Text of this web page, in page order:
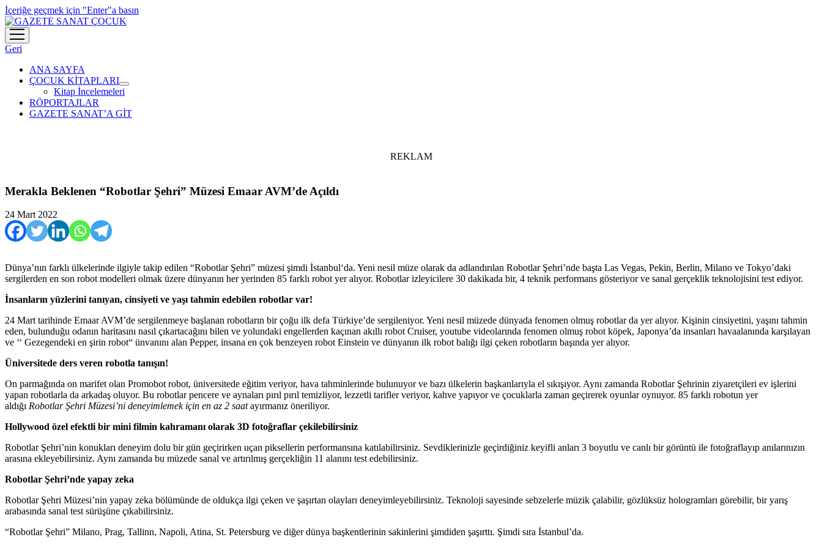
İçeriğe geçmek için "Enter"a basın
menüyü
aç
Geri
ANA SAYFA
ÇOCUK KİTAPLARI
menüyü
aç
Kitap İncelemeleri
RÖPORTAJLAR
GAZETE SANAT’A GİT
REKLAM
Merakla Beklenen “Robotlar Şehri” Müzesi Emaar AVM’de Açıldı
24 Mart 2022
Dünya’nın farklı ülkelerinde ilgiyle takip edilen “Robotlar Şehri” müzesi şimdi İstanbul‘da. Yeni nesil müze olarak da adlandırılan Robotlar Şehri’nde başta Las Vegas, Pekin, Berlin, Milano ve Tokyo’daki
sergilerden en son robot modelleri olmak üzere dünyanın her yerinden 85 farklı robot yer alıyor. Robotlar izleyicilere 30 dakikada bir, 4 teknik performans gösteriyor ve sanal gerçeklik teknolojisini test ediyor.
İnsanların yüzlerini tanıyan, cinsiyeti ve yaşı tahmin edebilen robotlar var!
24 Mart tarihinde Emaar AVM’de sergilenmeye başlanan robotların bir çoğu ilk defa Türkiye’de sergileniyor. Yeni nesil müzede dünyada fenomen olmuş robotlar da yer alıyor. Kişinin cinsiyetini, yaşını tahmin
eden, bulunduğu odanın haritasını nasıl çıkartacağını bilen ve yolundaki engellerden kaçınan akıllı robot Cruiser, youtube videolarında fenomen olmuş robot köpek, Japonya’da insanları havaalanında karşılayan
ve ‘‘ Gezegendeki en şirin robot“ ünvanını alan Pepper, insana en çok benzeyen robot Einstein ve dünyanın ilk robot balığı ilgi çeken robotların başında yer alıyor.
Üniversitede ders veren robotla tanışın!
On parmağında on marifet olan Promobot robot, üniversitede eğitim veriyor, hava tahminlerinde bulunuyor ve bazı ülkelerin başkanlarıyla el sıkışıyor. Aynı zamanda Robotlar Şehrinin ziyaretçileri ev işlerini
yapan robotlarla da arkadaş oluyor. Bu robotlar pencere ve aynaları pırıl pırıl temizliyor, lezzetli tarifler veriyor, kahve yapıyor ve çocuklarla zaman geçirerek oyunlar oynuyor. 85 farklı robotun yer
aldığı Robotlar Şehri Müzesi’ni deneyimlemek için en az 2 saatayırmanız öneriliyor.
Hollywood özel efektli bir mini filmin kahramanı olarak 3D fotoğraflar çekilebilirsiniz
Robotlar Şehri’nin konukları deneyim dolu bir gün geçirirken uçan piksellerin performansına katılabilirsiniz. Sevdiklerinizle geçirdiğiniz keyifli anları 3 boyutlu ve canlı bir görüntü ile fotoğraflayıp anılarınızın
arasına ekleyebilirsiniz. Aynı zamanda bu müzede sanal ve artırılmış gerçekliğin 11 alanını test edebilirsiniz.
Robotlar Şehri’nde yapay zeka
Robotlar Şehri Müzesi’nin yapay zeka bölümünde de oldukça ilgi çeken ve şaşırtan olayları deneyimleyebilirsiniz. Teknoloji sayesinde sebzelerle müzik çalabilir, gözlüksüz hologramları görebilir, bir yarış
arabasında sanal test sürüşüne çıkabilirsiniz.
“Robotlar Şehri” Milano, Prag, Tallinn, Napoli, Atina, St. Petersburg ve diğer dünya başkentlerinin sakinlerini şimdiden şaşırttı. Şimdi sıra İstanbul’da.